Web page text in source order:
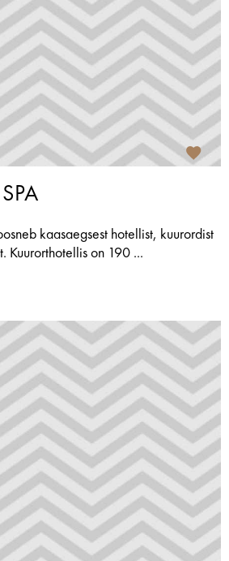
kaasaegsest hotellist, kuurordist
Kuurorthotellis on 190 ...